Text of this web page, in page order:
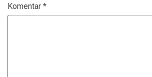
Komentar *